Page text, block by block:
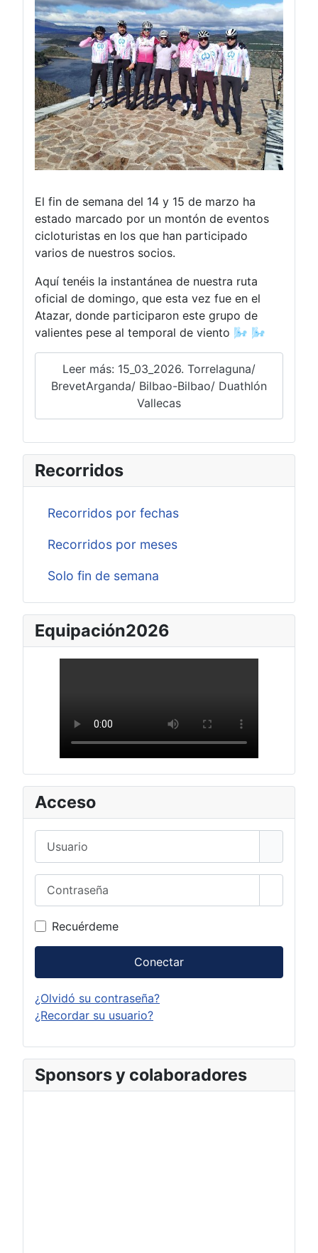
El fin de semana del 14 y 15 de marzo ha
estado marcado por un montón de eventos
cicloturistas en los que han participado
varios de nuestros socios.
Aquí tenéis la instantánea de nuestra ruta
oficial de domingo, que esta vez fue en el
Atazar, donde participaron este grupo de
valientes pese al temporal de viento 🌬️ 🌬️
Leer más: 15_03_2026. Torrelaguna/
BrevetArganda/ Bilbao-Bilbao/ Duathlón
Vallecas
Recorridos
Recorridos por fechas
Recorridos por meses
Solo fin de semana
Equipación2026
Acceso
Recuérdeme
Conectar
¿Olvidó su contraseña?
¿Recordar su usuario?
Sponsors y colaboradores